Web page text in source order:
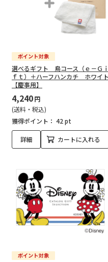
選べるギフト 鳥コース（ｅ－Ｇｉ
ｆｔ）＋ハーフハンカチ ホワイト
【慶事用】
4,240円
(送料・税込)
獲得ポイント： 42 pt
詳細 カートに入れる